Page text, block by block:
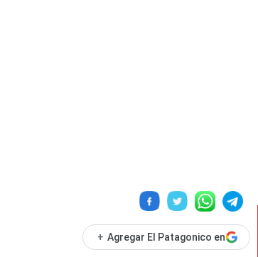
+ Agregar El Patagonico en